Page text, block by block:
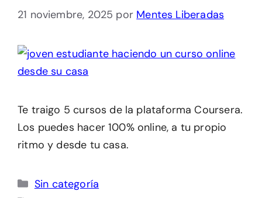
21 noviembre, 2025 por Mentes Liberadas
Te traigo 5 cursos de la plataforma Coursera.
Los puedes hacer 100% online, a tu propio
ritmo y desde tu casa.
Categorías
Sin categoría